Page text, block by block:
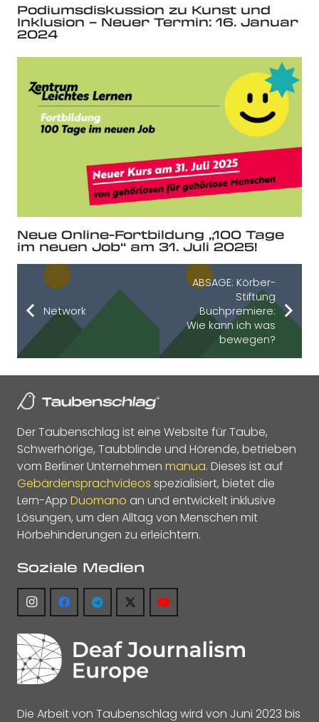
Podiumsdiskussion zu Kunst und
Inklusion – Neuer Termin: 16. Januar
2024
Neue Online-Fortbildung „100 Tage
im neuen Job“ am 31. Juli 2025!
Network
ABSAGE: Körber-
Stiftung
Buchpremiere:
Wie kann ich was
bewegen?
Der Taubenschlag ist eine Website für Taube,
Schwerhörige, Taubblinde und Hörende, betrieben
vom Berliner Unternehmen manua. Dieses ist auf
Gebärdensprachvideos spezialisiert, bietet die
Lern-App Duomano an und entwickelt inklusive
Lösungen, um den Alltag von Menschen mit
Hörbehinderungen zu erleichtern.
Soziale Medien
Die Arbeit von Taubenschlag wird von Juni 2023 bis